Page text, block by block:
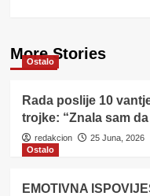
More Stories
Ostalo
Rada poslije 10
trojke: “Znala sam
redakcion
25 Juna, 2026
Ostalo
EMOTIVNA